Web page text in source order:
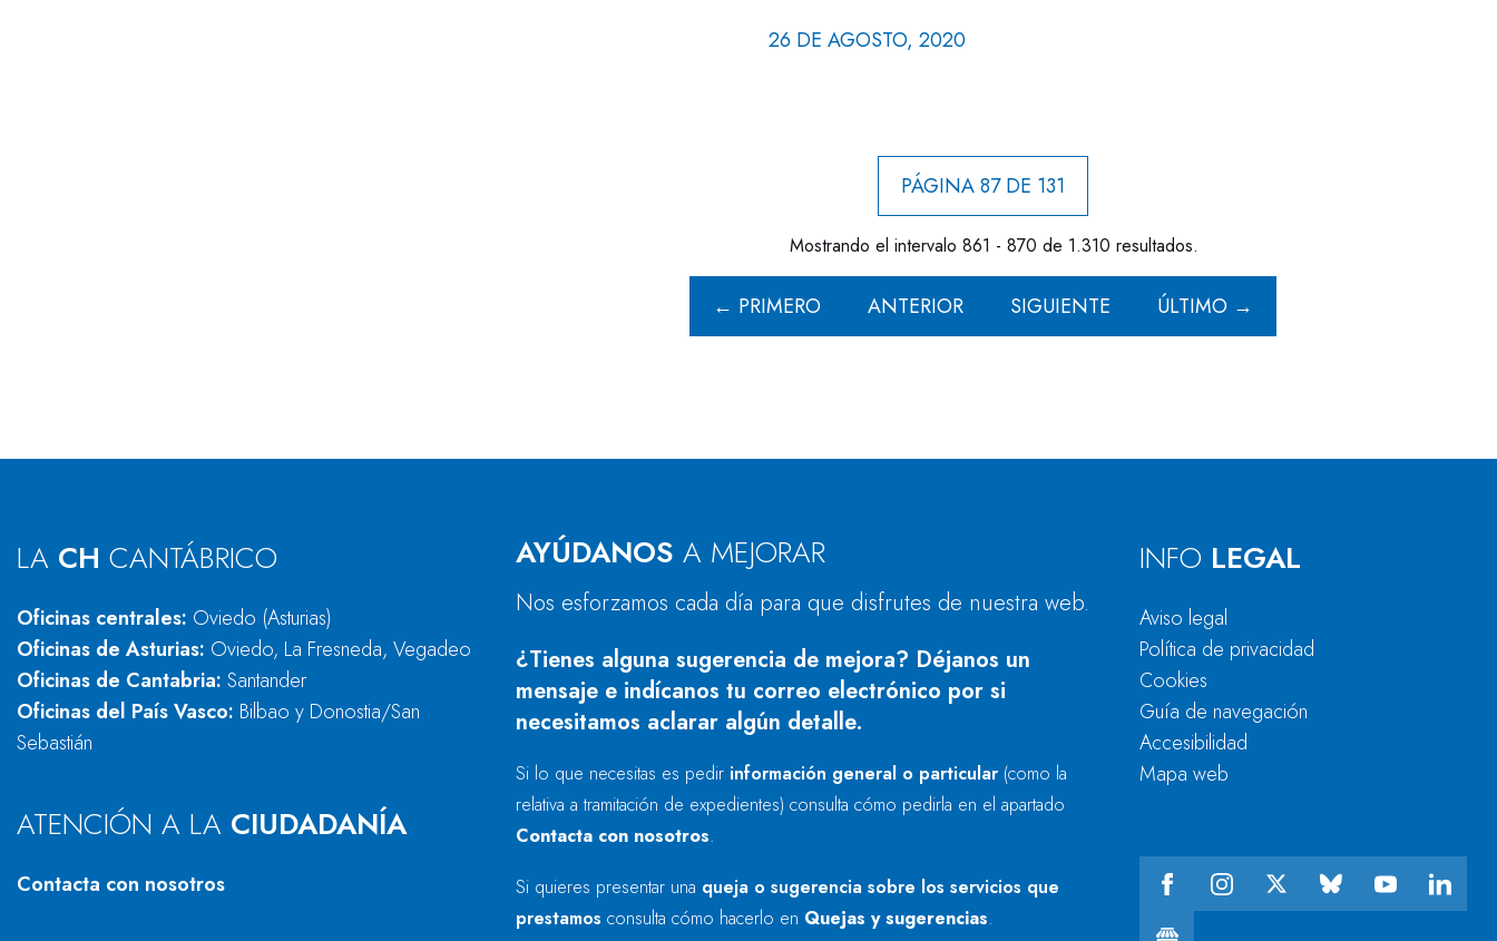
26 DE AGOSTO, 2020
PÁGINA 87 DE 131
Mostrando el intervalo 861 - 870 de 1.310 resultados.
← PRIMERO ANTERIOR SIGUIENTE ÚLTIMO →
LA CH CANTÁBRICO
Oficinas centrales: Oviedo (Asturias)
Oficinas de Asturias: Oviedo, La Fresneda, Vegadeo
Oficinas de Cantabria: Santander
Oficinas del País Vasco: Bilbao y Donostia/San
Sebastián
ATENCIÓN A LA CIUDADANÍA
Contacta con nosotros
AYÚDANOS A MEJORAR
Nos esforzamos cada día para que disfrutes de nuestra web.
¿Tienes alguna sugerencia de mejora? Déjanos un
mensaje e indícanos tu correo electrónico por si
necesitamos aclarar algún detalle.
Si lo que necesitas es pedir información general o particular (como la
relativa a tramitación de expedientes) consulta cómo pedirla en el apartado
Contacta con nosotros.
Si quieres presentar una queja o sugerencia sobre los servicios que
prestamos consulta cómo hacerlo en Quejas y sugerencias.
INFO LEGAL
Aviso legal
Política de privacidad
Cookies
Guía de navegación
Accesibilidad
Mapa web